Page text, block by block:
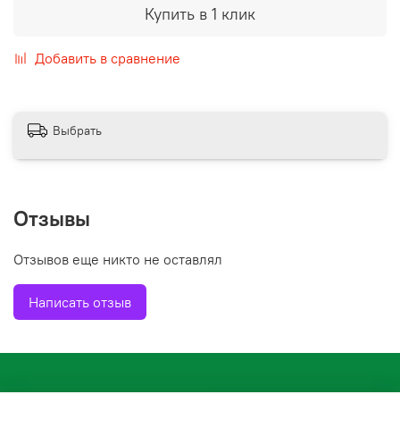
Купить в 1 клик
Добавить в сравнение
Выбрать
Отзывы
Отзывов еще никто не оставлял
Написать отзыв